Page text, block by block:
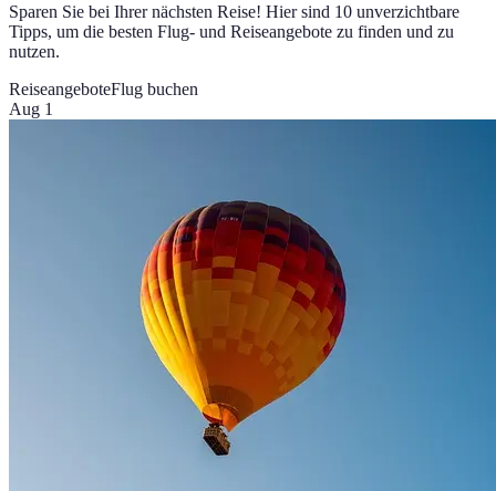
Sparen Sie bei Ihrer nächsten Reise! Hier sind 10 unverzichtbare
Tipps, um die besten Flug- und Reiseangebote zu finden und zu
nutzen.
ReiseangeboteFlug buchen
Aug 1